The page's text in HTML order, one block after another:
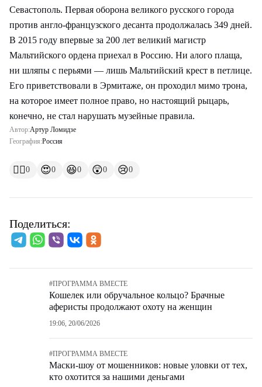
Севастополь. Первая оборона великого русского города
против англо-французского десанта продолжалась 349 дней.
В 2015 году впервые за 200 лет великий магистр
Мальтийского ордена приехал в Россию. Ни алого плаща,
ни шляпы с перьями — лишь Мальтийский крест в петлице.
Его приветствовали в Эрмитаже, он проходил мимо трона,
на которое имеет полное право, но настоящий рыцарь,
конечно, не стал нарушать музейные правила.
Автор:Артур Ломидзе
География:Россия
👍🏻0 😍0 😆0 😲0 😢0
Поделиться:
#ПРОГРАММА ВМЕСТЕ
Кошелек или обручальное кольцо? Брачные
аферисты продолжают охоту на женщин
19:06, 20/06/2026
#ПРОГРАММА ВМЕСТЕ
Маски-шоу от мошенников: новые уловки от тех,
кто охотится за нашими деньгами